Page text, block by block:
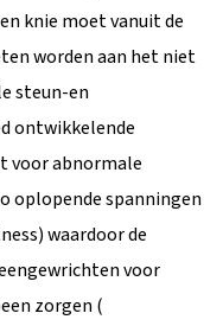
knie moet vanuit de
worden aan het niet
steun-en
ontwikkelende
voor abnormale
oplopende spanningen
waardoor de
voor
zorgen (